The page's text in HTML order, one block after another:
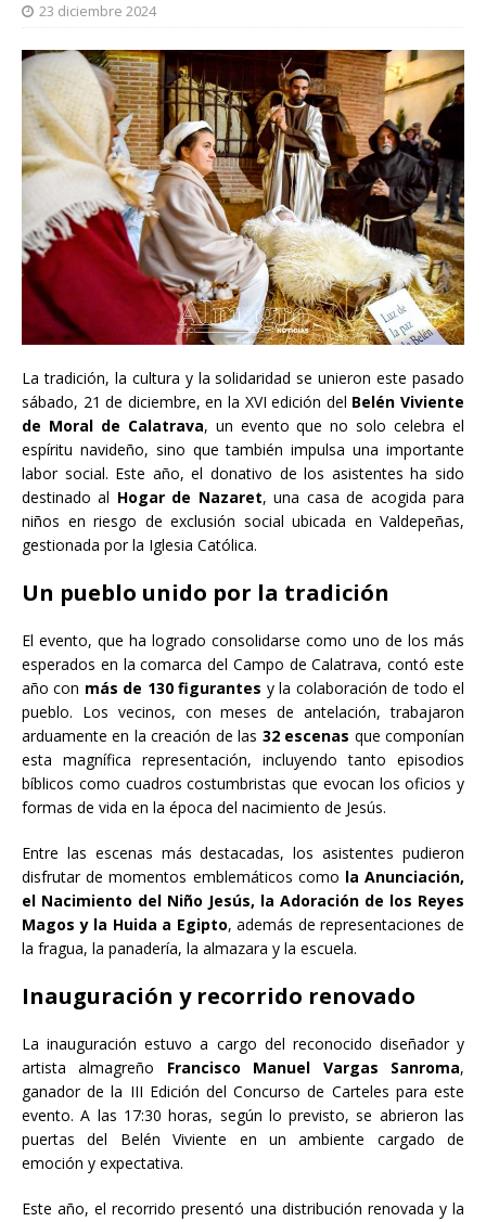
23 diciembre 2024
La tradición, la cultura y la solidaridad se unieron este pasado
sábado, 21 de diciembre, en la XVI edición del Belén Viviente
de Moral de Calatrava, un evento que no solo celebra el
espíritu navideño, sino que también impulsa una importante
labor social. Este año, el donativo de los asistentes ha sido
destinado al Hogar de Nazaret, una casa de acogida para
niños en riesgo de exclusión social ubicada en Valdepeñas,
gestionada por la Iglesia Católica.
Un pueblo unido por la tradición
El evento, que ha logrado consolidarse como uno de los más
esperados en la comarca del Campo de Calatrava, contó este
año con más de 130 figurantes y la colaboración de todo el
pueblo. Los vecinos, con meses de antelación, trabajaron
arduamente en la creación de las 32 escenas que componían
esta magnífica representación, incluyendo tanto episodios
bíblicos como cuadros costumbristas que evocan los oficios y
formas de vida en la época del nacimiento de Jesús.
Entre las escenas más destacadas, los asistentes pudieron
disfrutar de momentos emblemáticos como la Anunciación,
el Nacimiento del Niño Jesús, la Adoración de los Reyes
Magos y la Huida a Egipto, además de representaciones de
la fragua, la panadería, la almazara y la escuela.
Inauguración y recorrido renovado
La inauguración estuvo a cargo del reconocido diseñador y
artista almagreño Francisco Manuel Vargas Sanroma,
ganador de la III Edición del Concurso de Carteles para este
evento. A las 17:30 horas, según lo previsto, se abrieron las
puertas del Belén Viviente en un ambiente cargado de
emoción y expectativa.
Este año, el recorrido presentó una distribución renovada y la